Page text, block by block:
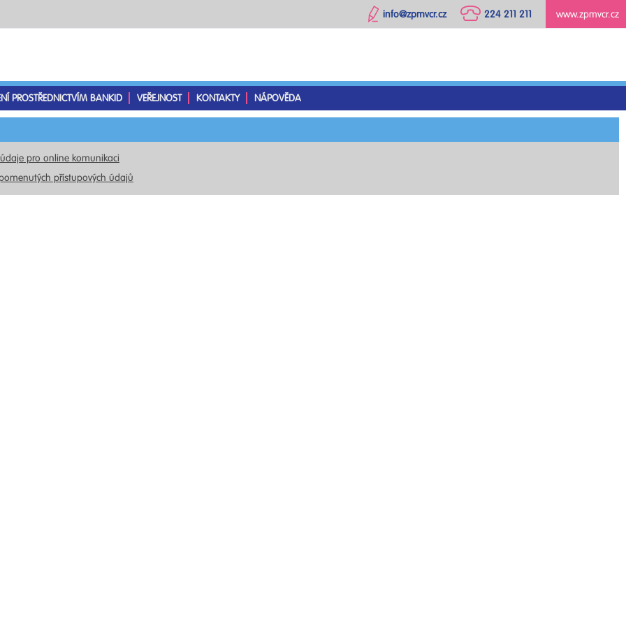
www.zpmvcr.cz
224 211 211
info@zpmvcr.cz
PROSTŘEDNICTVÍM BANKID VEŘEJNOST KONTAKTY NÁPOVĚDA
pro online komunikaci
přístupových údajů